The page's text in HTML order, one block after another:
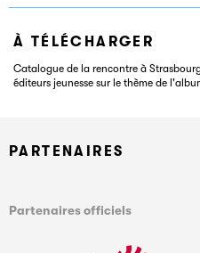
À TÉLÉCHARGER
Catalogue de la rencontre à
éditeurs jeunesse sur le thème de
PARTENAIRES
Partenaires officiels